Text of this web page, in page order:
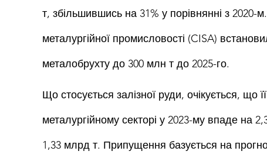
т, збільшившись на 31% у порівнянні з 2020-
металургійної промисловості (CISA)
металобрухту до 300 млн т до 2025-го.
Що стосується залізної руди, очікується, що
металургійному секторі у 2023-му впаде на
1,33 млрд т. Припущення базується на